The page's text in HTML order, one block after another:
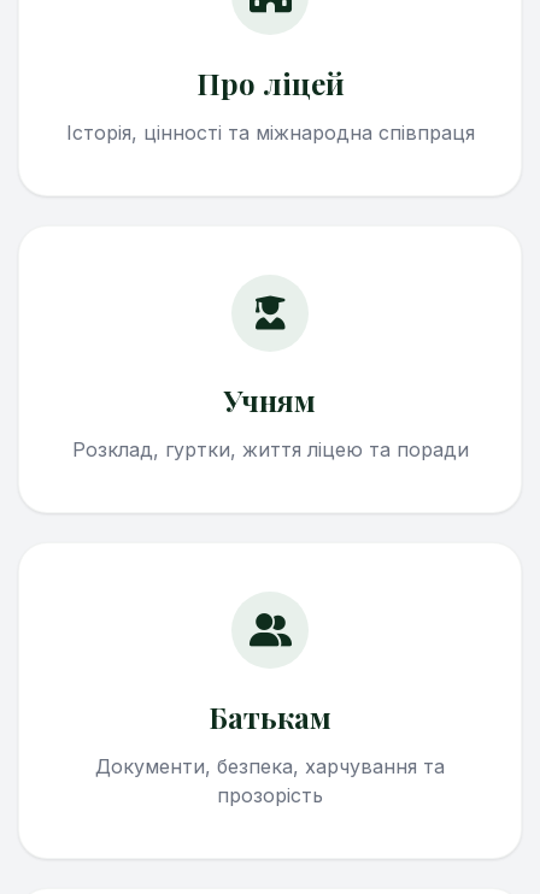
Про ліцей
Історія, цінності та міжнародна співпраця
Учням
Розклад, гуртки, життя ліцею та поради
Батькам
Документи, безпека, харчування та
прозорість